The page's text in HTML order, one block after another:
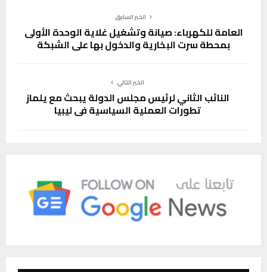
الخبر السابق
العامة للكهرباء: صيانة وتشغيل غلاية الوحدة الأولى
بمحطة سرت البخارية والدخول بها على الشبكة
الخبر التالي
النائب الثاني لرئيس مجلس الدولة يبحث مع يلماز
تطورات العملية السياسية في ليبيا